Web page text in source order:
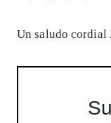
Un saludo cordial